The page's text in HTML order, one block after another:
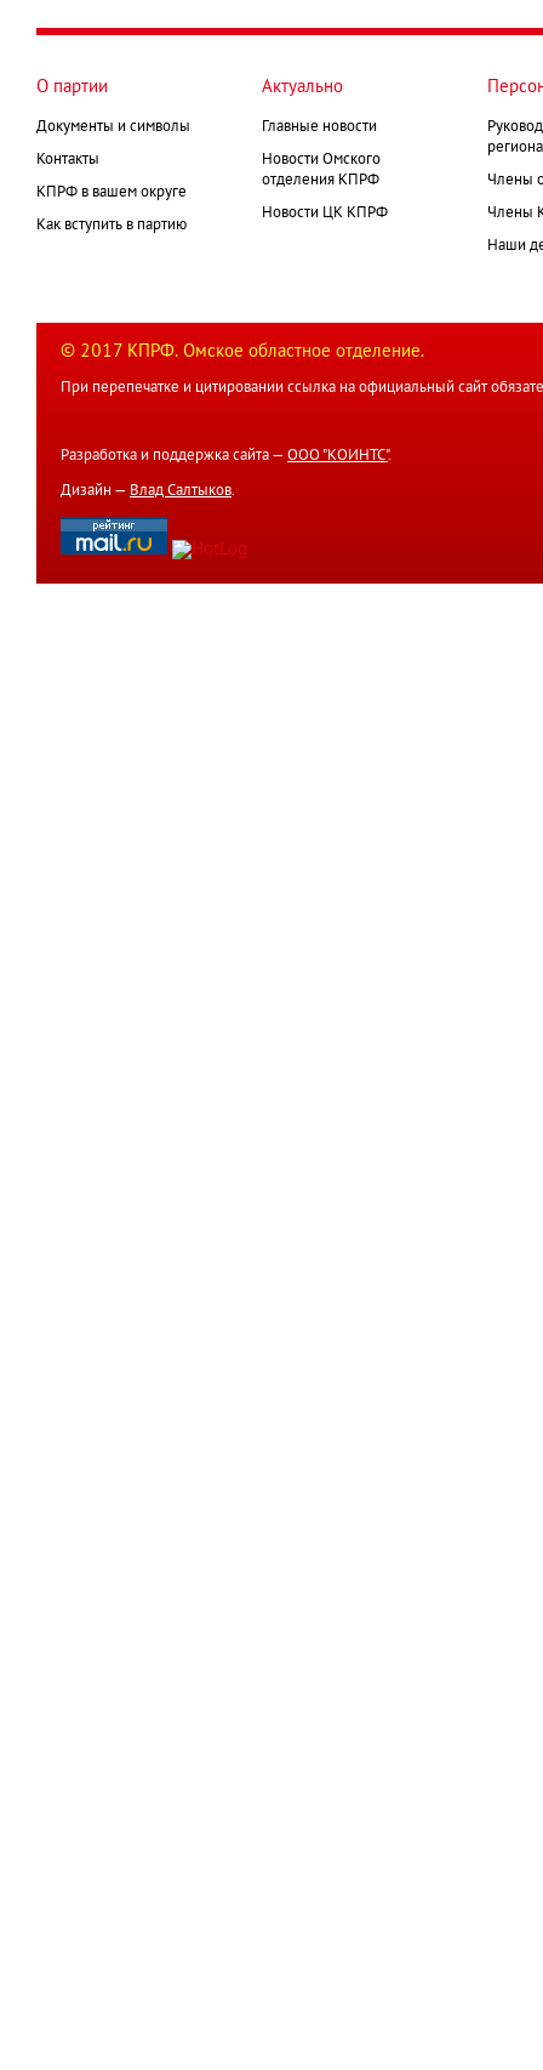
О партии
Документы и символы
Контакты
КПРФ в вашем округе
Как вступить в партию
Актуально
Главные новости
Новости Омского
отделения КПРФ
Новости ЦК КПРФ
Члены
Члены
Наши
© 2017 КПРФ. Омское областное отделение.
При перепечатке и цитировании ссылка на официальный сайт
Разработка и поддержка сайта — ООО "КОИНТС".
Дизайн — Влад Салтыков.